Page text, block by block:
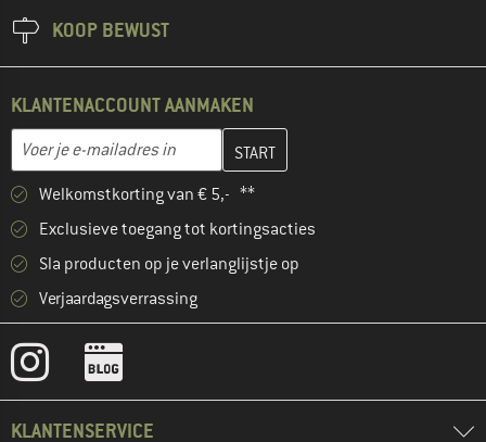
KOOP BEWUST
KLANTENACCOUNT AANMAKEN
E-mailadres
Vul je e-mailadres hier in en maak in de volgende stap je
Welkomstkorting van € 5,- **
Exclusieve toegang tot kortingsacties
Sla producten op je verlanglijstje op
Verjaardagsverrassing
KLANTENSERVICE